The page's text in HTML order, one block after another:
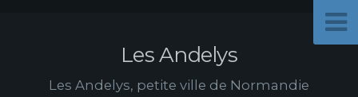
Les Andelys
Les Andelys, petite ville de Normandie